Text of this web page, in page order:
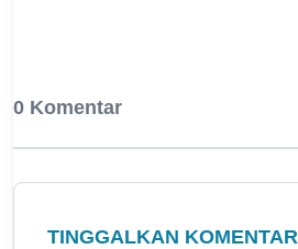
0 Komentar
TINGGALKAN KOMENTAR